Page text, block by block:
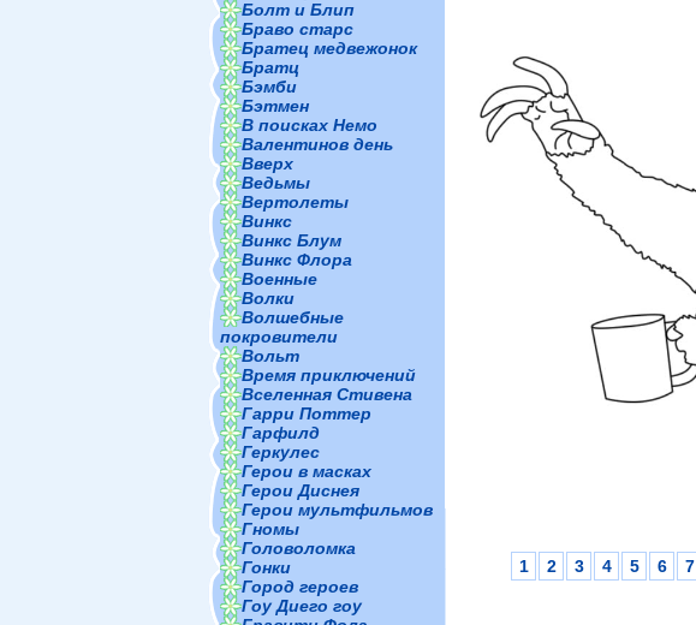
Болт и Блип
Браво старс
Братец медвежонок
Братц
Бэмби
Бэтмен
В поисках Немо
Валентинов день
Вверх
Ведьмы
Вертолеты
Винкс
Винкс Блум
Винкс Флора
Военные
Волки
Волшебные
покровители
Вольт
Время приключений
Вселенная Стивена
Гарри Поттер
Гарфилд
Геркулес
Герои в масках
Герои Диснея
Герои мультфильмов
Гномы
Головоломка
Гонки
Город героев
Гоу Диего гоу
1 2 3 4 5 6 7